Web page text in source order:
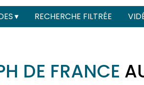
RECHERCHE FILTRÉE
DE FRANCE